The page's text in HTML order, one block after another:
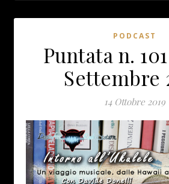
PODCAST
Puntata n.
Settembre
14 Ottobre 2019